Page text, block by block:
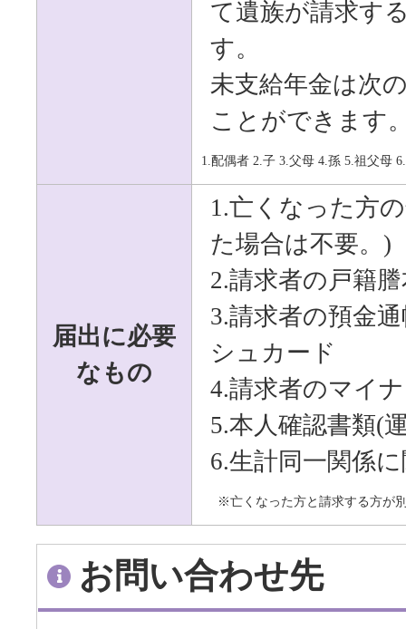
て遺族が請求す
す。
未支給年金は次
ことができます
1.配偶者 2.子 3.父母 4.孫 5.祖父母 6.
届出に必要
なもの
1.亡くなった方
た場合は不要。)
2.請求者の戸籍
3.請求者の預金
シュカード
4.請求者のマイ
5.本人確認書類(
6.生計同一関係
※亡くなった方と請求する方が
お問い合わせ先